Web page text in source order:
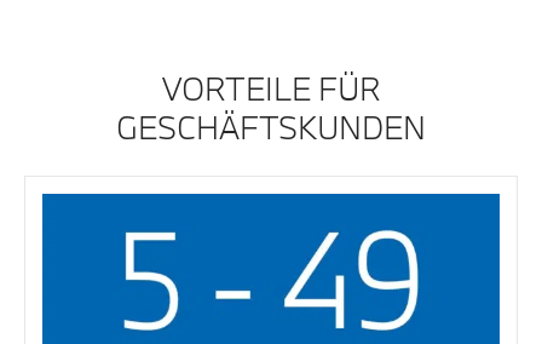
VORTEILE FÜR
GESCHÄFTSKUNDEN